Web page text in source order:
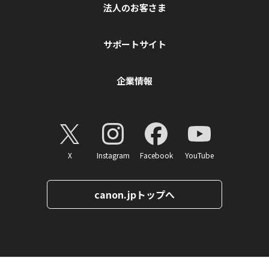
法人のお客さま
サポートサイト
企業情報
X Instagram Facebook YouTube
canon.jpトップへ